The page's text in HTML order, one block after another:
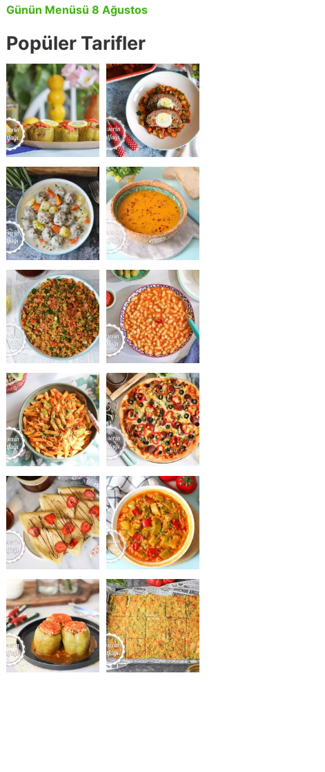
Günün Menüsü 8 Ağustos
Popüler Tarifler